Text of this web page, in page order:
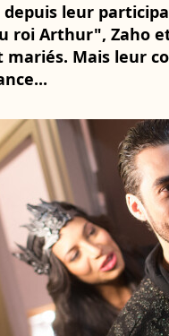
depuis leur
roi Arthur", Zaho
mariés. Mais leur